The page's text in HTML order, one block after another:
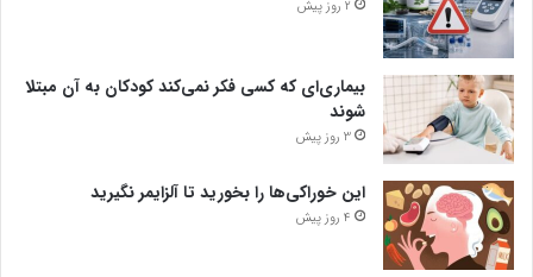
2 روز پیش
بیماری‌ای که کسی فکر نمی‌کند کودکان به آن مبتلا
شوند
3 روز پیش
این خوراکی‌ها را بخورید تا آلزایمر نگیرید
4 روز پیش